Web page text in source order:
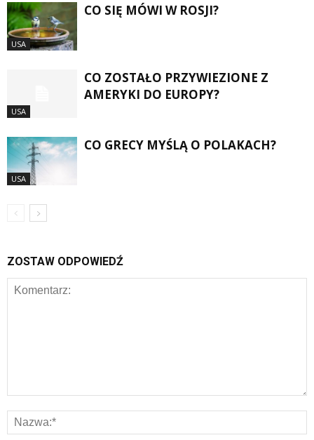
USA
CO SIĘ MÓWI W ROSJI?
USA
CO ZOSTAŁO PRZYWIEZIONE Z
AMERYKI DO EUROPY?
USA
CO GRECY MYŚLĄ O POLAKACH?
ZOSTAW ODPOWIEDŹ